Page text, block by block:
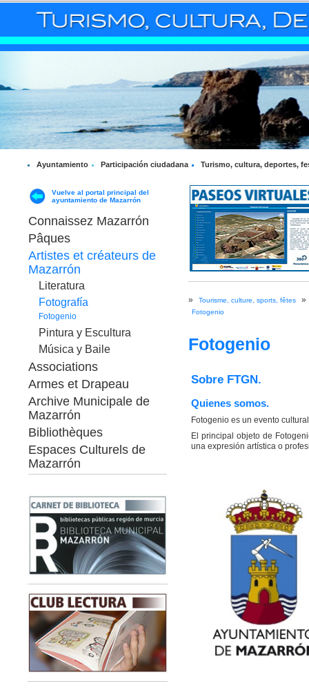
Ayuntamiento Participación ciudadana Turismo, cultura, deportes,
Vuelve al portal principal del
ayuntamiento de Mazarrón
Connaissez Mazarrón
Pâques
Artistes et créateurs de
Mazarrón
Literatura
Fotografía
Fotogenio
Pintura y Escultura
Música y Baile
Associations
Armes et Drapeau
Archive Municipale de
Mazarrón
Bibliothèques
Espaces Culturels de
Mazarrón
» Tourisme, culture, sports, fêtes »
Fotogenio
Fotogenio
Sobre FTGN.
Quienes somos.
Fotogenio es un evento
El principal objeto de
una expresión artística o